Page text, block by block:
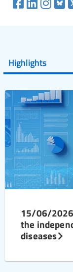
Highlights
15/06/2026
the
diseases